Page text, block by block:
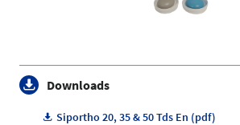
Downloads
Siportho 20, 35 & 50 Tds En (pdf)